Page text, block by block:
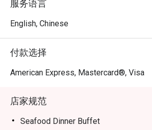
精髓，又兼具顶级酒店的精致服务。
对，这里都是您的绝佳选择。
服务语言
English, Chinese
付款选择
American Express, Mastercard®, Visa
店家规范
Seafood Dinner Buffet